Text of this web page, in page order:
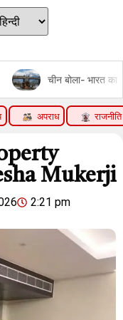
भारत का अरुणाचल का मैप
अपराध राजनीति
Mukerji
2:21 pm